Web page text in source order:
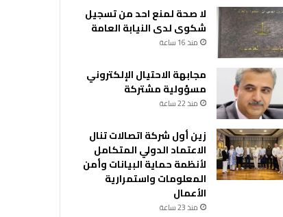
لا صحة لمنع احد من تسجيل
شكوى لدى النيابة العامة
منذ 16 ساعة
مجابهة الاحتيال الإلكتروني
مسؤولية مشتركة
منذ 22 ساعة
زين أول شركة اتصالات تنال
الاعتماد الدولي المتكامل
لأنظمة حماية البيانات وأمن
المعلومات واستمرارية
الأعمال
منذ 23 ساعة